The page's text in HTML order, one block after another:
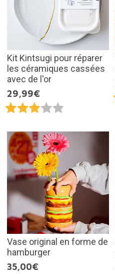
Kit Kintsugi pour réparer
les céramiques cassées
avec de l'or
29,99€
Vase original en forme de
hamburger
35,00€